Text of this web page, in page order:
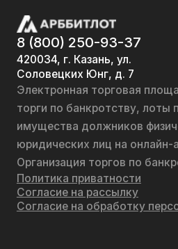
8 (800) 250-93-37
420034, г. Казань, ул.
Соловецких Юнг, д. 7
Электронная торговая
торги по банкротству, лоты
имущества должников
юридических лиц на онлайн-
Организация торгов по
Политика приватности
Согласие на рассылку
Согласие на обработку